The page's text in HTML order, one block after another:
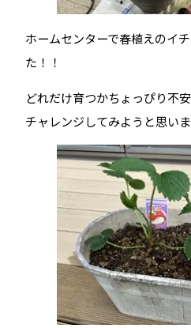
ホームセンターで春植えのイ
た！！
どれだけ育つかちょっぴり不
チャレンジしてみようと思い